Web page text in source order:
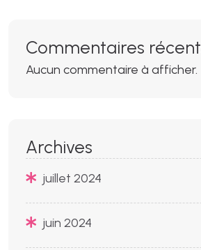
Commentaires
Aucun commentaire à afficher.
Archives
juillet 2024
juin 2024